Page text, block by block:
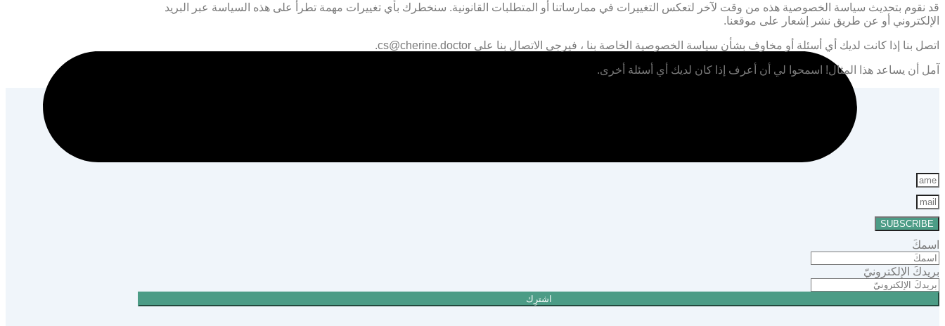
قد نقوم بتحديث سياسة الخصوصية هذه من وقت لآخر لتعكس التغييرات في ممارساتنا أو المتطلبات القانونية. سنخطرك بأي تغييرات مهمة تطرأ على هذه السياسة عبر البريد
الإلكتروني أو عن طريق نشر إشعار على موقعنا.
اتصل بنا إذا كانت لديك أي أسئلة أو مخاوف بشأن سياسة الخصوصية الخاصة بنا ، فيرجى الاتصال بنا على cs@cherine.doctor.
آمل أن يساعد هذا المثال! اسمحوا لي أن أعرف إذا كان لديك أي أسئلة أخرى.
SUBSCRIBE
اسمكَ
بريدكَ الإلكترونيّ
اشترِك